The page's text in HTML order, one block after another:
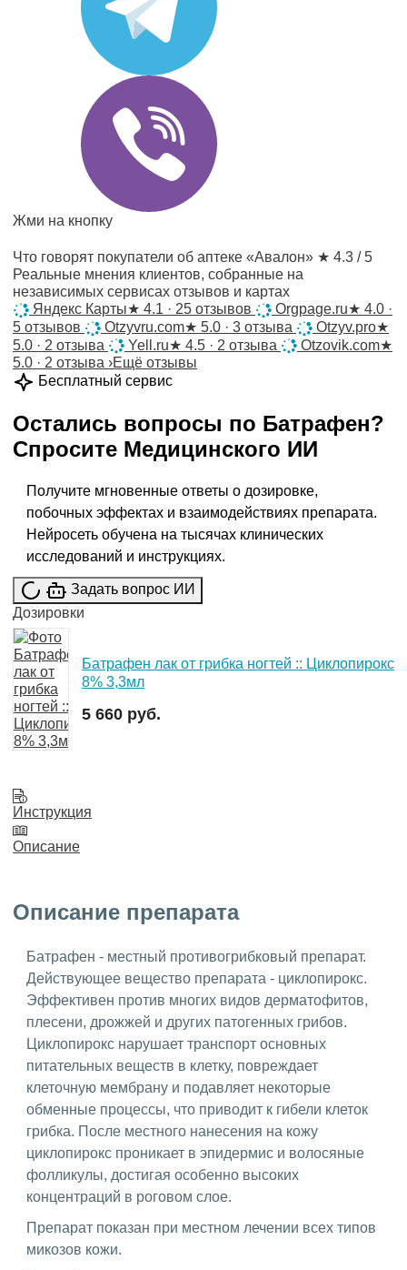
Жми на кнопку
Что говорят покупатели об аптеке «Авалон» ★ 4.3 / 5
Реальные мнения клиентов, собранные на
независимых сервисах отзывов и картах
Яндекс Карты★ 4.1 · 25 отзывов Orgpage.ru★ 4.0 ·
5 отзывов
Otzyvru.com★ 5.0 · 3 отзыва Otzyv.pro★
5.0 · 2 отзыва
Yell.ru★ 4.5 · 2 отзыва Otzovik.com★
5.0 · 2 отзыва ›Ещё отзывы
Бесплатный сервис
Остались вопросы по Батрафен?
Спросите Медицинского ИИ
Получите мгновенные ответы о дозировке,
побочных эффектах и взаимодействиях препарата.
Нейросеть обучена на тысячах клинических
исследований и инструкциях.
Задать вопрос ИИ
Дозировки
Батрафен лак от грибка ногтей :: Циклопирокс
8% 3,3мл
5 660 руб.
Инструкция
Описание
Описание препарата
Батрафен - местный противогрибковый препарат.
Действующее вещество препарата - циклопирокс.
Эффективен против многих видов дерматофитов,
плесени, дрожжей и других патогенных грибов.
Циклопирокс нарушает транспорт основных
питательных веществ в клетку, повреждает
клеточную мембрану и подавляет некоторые
обменные процессы, что приводит к гибели клеток
грибка. После местного нанесения на кожу
циклопирокс проникает в эпидермис и волосяные
фолликулы, достигая особенно высоких
концентраций в роговом слое.
Препарат показан при местном лечении всех типов
микозов кожи.